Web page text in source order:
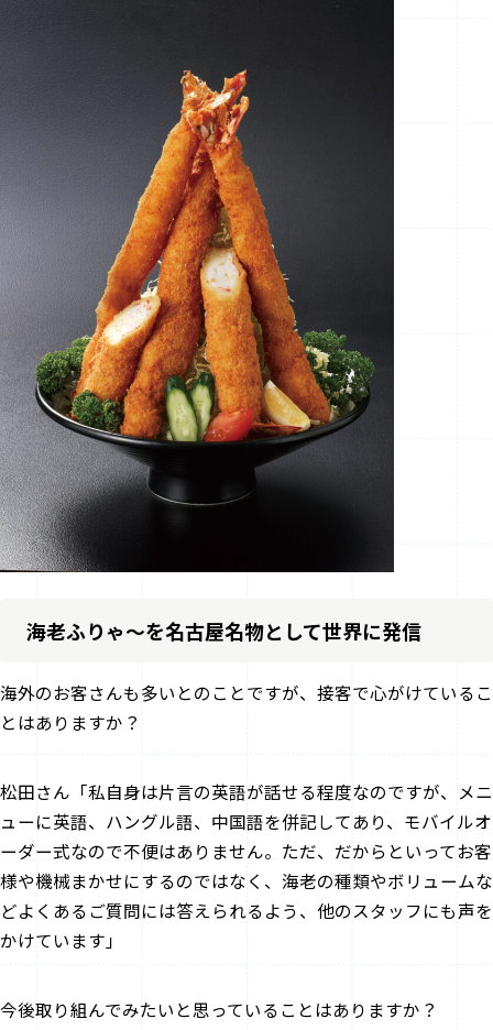
海老ふりゃ～を名古屋名物として世界に発信
――海外のお客さんも多いとのことですが、接客で心がけているこ
とはありますか？
松田さん「私自身は片言の英語が話せる程度なのですが、メニ
ューに英語、ハングル語、中国語を併記してあり、モバイルオ
ーダー式なので不便はありません。ただ、だからといってお客
様や機械まかせにするのではなく、海老の種類やボリュームな
どよくあるご質問には答えられるよう、他のスタッフにも声を
かけています」
――今後取り組んでみたいと思っていることはありますか？